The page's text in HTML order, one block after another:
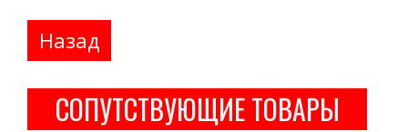
СОПУТСТВУЮЩИЕ ТОВАРЫ